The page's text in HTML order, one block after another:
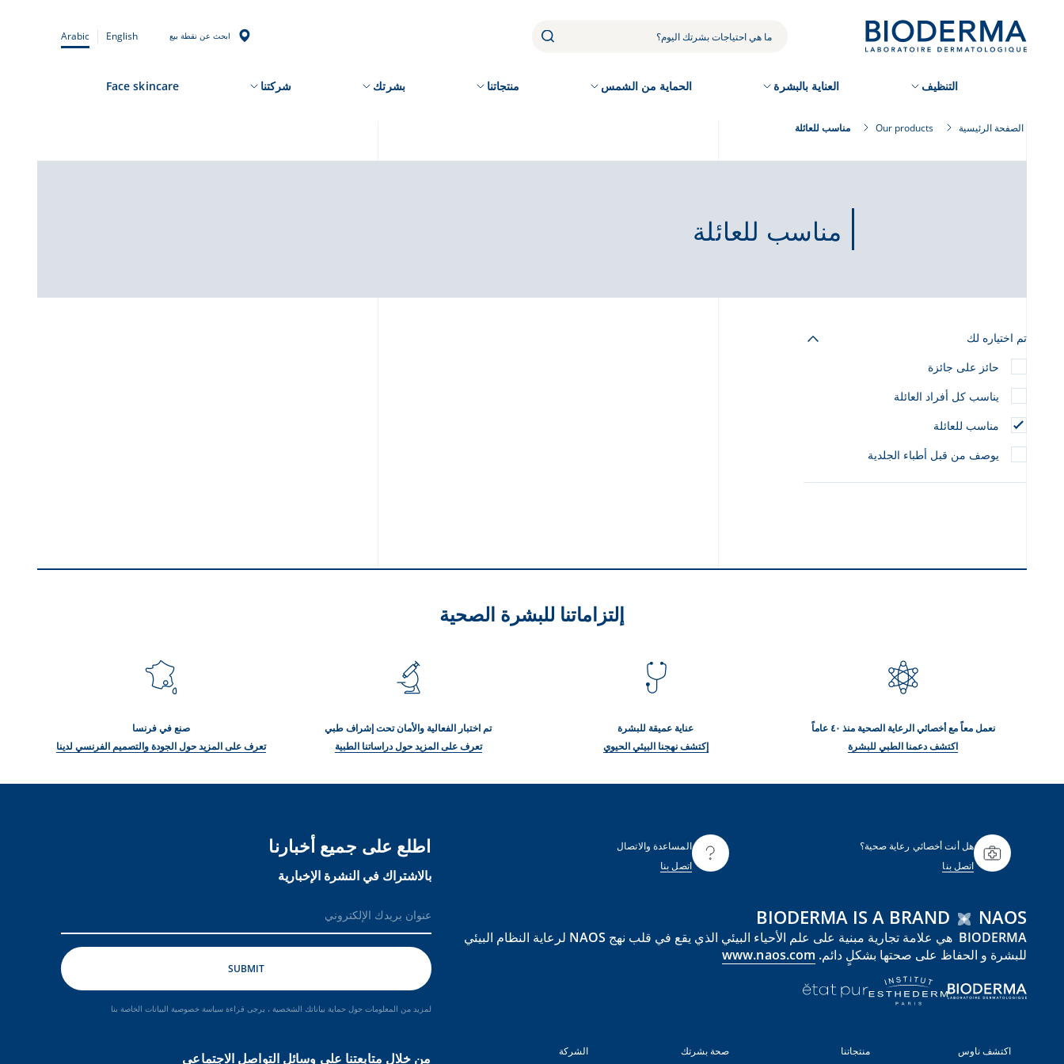
ابحث عن نقطة بيع English
Arabic
التنظيف العناية بالبشرة الحماية من الشمس منتجاتنا بشرتك شركتنا Face skincare
الصفحة الرئيسية Our products مناسب للعائلة
مناسب للعائلة
تم اختياره لك
حائز على جائزة
يناسب كل أفراد العائلة
مناسب للعائلة
يوصف من قبل أطباء الجلدية
إلتزاماتنا للبشرة الصحية
نعمل معاً مع أخصائي الرعاية الصحية منذ ٤٠ عاماً
اكتشف دعمنا الطبي للبشرة
عناية عميقة للبشرة
إكتشف نهجنا البيئي الحيوي
تم اختبار الفعالية والأمان تحت إشراف طبي
تعرف على المزيد حول دراساتنا الطبية
صنع في فرنسا
تعرف على المزيد حول الجودة والتصميم الفرنسي لدينا
هل أنت أخصائي رعاية صحية؟
اتصل بنا
المساعدة والاتصال
اتصل بنا
اطلع على جميع أخبارنا
بالاشتراك في النشرة الإخبارية
لمزيد من المعلومات حول حماية بياناتك الشخصية ، يرجى قراءة سياسة خصوصية البيانات الخاصة بنا
من خلال متابعتنا على وسائل التواصل الاجتماعي
BIODERMA IS A BRAND NAOS
BIODERMA هي علامة تجارية مبنية على علم الأحياء البيئي الذي يقع في قلب نهج NAOS لرعاية النظام البيئي
للبشرة و الحفاظ على صحتها بشكلٍ دائم. www.naos.com
اكتشف ناوس منتجاتنا صحة بشرتك الشركة